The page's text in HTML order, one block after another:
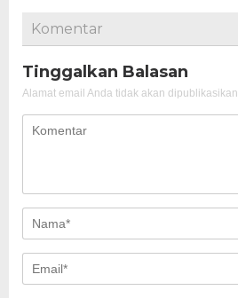
Komentar
Tinggalkan Balasan
Alamat email Anda tidak akan dipublikasikan.